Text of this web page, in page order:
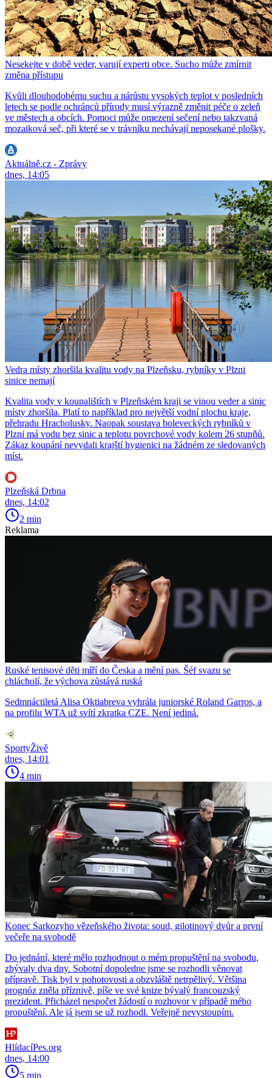
Nesekejte v době veder, varují experti obce. Sucho může zmírnit
změna přístupu
Kvůli dlouhodobému suchu a nárůstu vysokých teplot v posledních
letech se podle ochránců přírody musí výrazně změnit péče o zeleň
ve městech a obcích. Pomoci může omezení sečení nebo takzvaná
mozaiková seč, při které se v trávníku nechávají neposekané plošky.
Aktuálně.cz - Zprávy
dnes, 14:05
Vedra místy zhoršila kvalitu vody na Plzeňsku, rybníky v Plzni
sinice nemají
Kvalita vody v koupalištích v Plzeňském kraji se vinou veder a sinic
místy zhoršila. Platí to například pro největší vodní plochu kraje,
přehradu Hracholusky. Naopak soustava boleveckých rybníků v
Plzni má vodu bez sinic a teplotu povrchové vody kolem 26 stupňů.
Zákaz koupání nevydali krajští hygienici na žádném ze sledovaných
míst.
Plzeňská Drbna
dnes, 14:02
2 min
Reklama
Ruské tenisové děti míří do Česka a mění pas. Šéf svazu se
chlácholí, že výchova zůstává ruská
Sedmnáctiletá Alisa Oktiabreva vyhrála juniorské Roland Garros, a
na profilu WTA už svítí zkratka CZE. Není jediná.
SportyŽivě
dnes, 14:01
4 min
Konec Sarkozyho vězeňského života: soud, gilotinový dvůr a první
večeře na svobodě
Do jednání, které mělo rozhodnout o mém propuštění na svobodu,
zbývaly dva dny. Sobotní dopoledne jsme se rozhodli věnovat
přípravě. Tisk byl v pohotovosti a obzvláště netrpělivý. Většina
prognóz zněla příznivě, píše ve své knize bývalý francouzský
prezident. Přicházel nespočet žádostí o rozhovor v případě mého
propuštění. Ale já jsem se už rozhodl. Veřejně nevystoupím.
HlídacíPes.org
dnes, 14:00
5 min